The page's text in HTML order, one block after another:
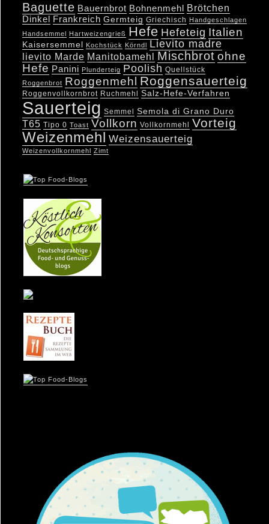
Baguette Bauernbrot Bohnenmehl Brötchen
Dinkel Frankreich Germteig Griechisch
Handgeschlagen
Handsemmel
Hartweizengrieß Hefe Hefeteig Italien
Kaisersemmel Kochstück Körndl Lievito madre
lievito Marde Manitobamehl Mischbrot ohne
Hefe Panini Plunderteig Poolish Quellstück
Roggenbrot Roggenmehl Roggensauerteig
Roggenvollkornbrot Ruchmehl Salz-Hefe-Verfahren
Sauerteig Semmel Semola di Grano Duro
T65 Tipo 0 Toast Vollkorn Vollkornmehl Vorteig
Weizenmehl Weizensauerteig
Weizenvollkornmehl Zimt